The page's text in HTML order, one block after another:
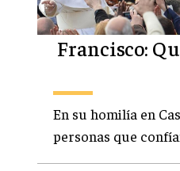
Francisco:
En su homilía en
personas que